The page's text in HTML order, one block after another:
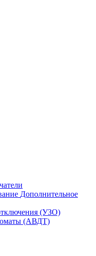
Дополнительное
(УЗО)
(АВДТ)